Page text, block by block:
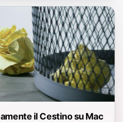
il Cestino su Mac